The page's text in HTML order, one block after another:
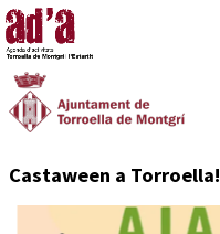
Castaween a Torroella!